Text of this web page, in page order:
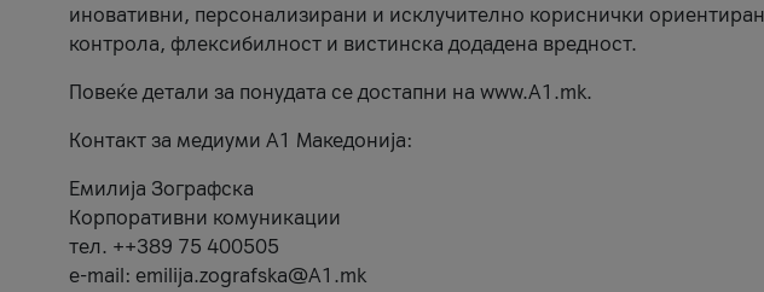
иновативни, персонализирани и исклучително кориснички
контрола, флексибилност и вистинска додадена вредност.
Повеќе детали за понудата се достапни на www.А1.mk.
Контакт за медиуми А1 Македонија:
Емилија Зографска
Корпоративни комуникации
тел. ++389 75 400505
e-mail: emilija.zografska@A1.mk